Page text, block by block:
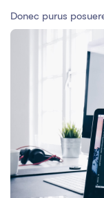
Donec purus